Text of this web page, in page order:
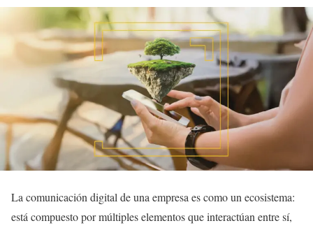
La comunicación digital de una empresa es como un ecosistema:
está compuesto por múltiples elementos que interactúan entre sí,